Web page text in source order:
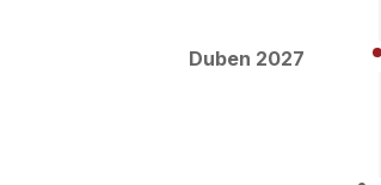
Duben 2027